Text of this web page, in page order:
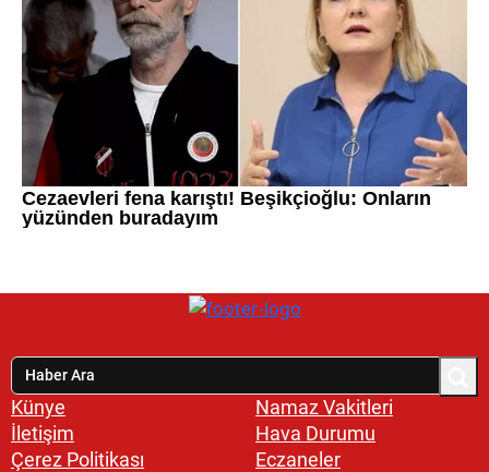
Künye
İletişim
Çerez Politikası
Namaz Vakitleri
Hava Durumu
Eczaneler